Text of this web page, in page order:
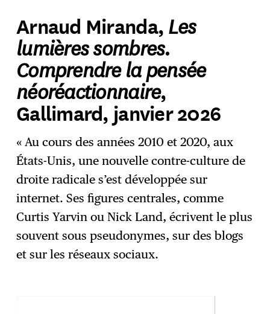
Arnaud Miranda,Les
lumières sombres.
Comprendre la pensée
néoréactionnaire,
Gallimard, janvier 2026
« Au cours des années 2010 et 2020, aux
États-Unis, une nouvelle contre-culture de
droite radicale s’est développée sur
internet. Ses figures centrales, comme
Curtis Yarvin ou Nick Land, écrivent le plus
souvent sous pseudonymes, sur des blogs
et sur les réseaux sociaux.